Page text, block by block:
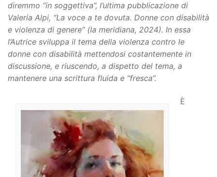
diremmo “in soggettiva”, l’ultima pubblicazione di
Valeria Alpi, “La voce a te dovuta. Donne con disabilità
e violenza di genere” (la meridiana, 2024). In essa
l’Autrice sviluppa il tema della violenza contro le
donne con disabilità mettendosi costantemente in
discussione, e riuscendo, a dispetto del tema, a
mantenere una scrittura fluida e “fresca”.
È